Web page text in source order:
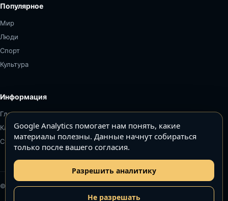
Популярное
Мир
Люди
Спорт
Культура
Информация
Главная
Карта сайта
Связаться
© Топ5–Топ10. Все права защищены.
Google Analytics помогает нам понять, какие
материалы полезны. Данные начнут собираться
только после вашего согласия.
Разрешить аналитику
Не разрешать